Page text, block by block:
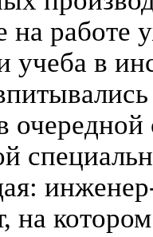
на работе
учеба в
на